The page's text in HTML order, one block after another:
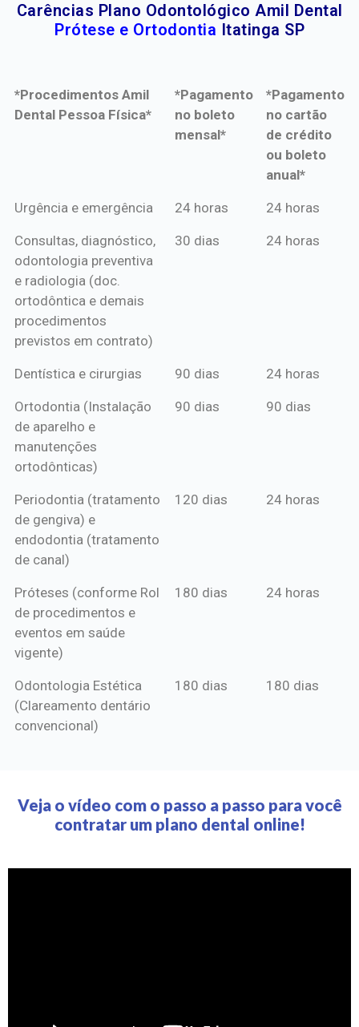
Carências Plano Odontológico Amil Dental
Prótese e Ortodontia Itatinga SP
*Procedimentos Amil
Dental Pessoa Física*
*Pagamento
no boleto
mensal*
*Pagamento
no cartão
de crédito
ou boleto
anual*
*Procedimentos Amil
*Pagamento
mensal*
*Pagamento
de crédito
Urgência e emergência 24 horas 24 horas
Consultas, diagnóstico,
odontologia preventiva
e radiologia (doc.
ortodôntica e demais
procedimentos
previstos em contrato)
30 dias 24 horas
Dentística e cirurgias 90 dias 24 horas
Ortodontia (Instalação
de aparelho e
manutenções
ortodônticas)
90 dias 90 dias
Periodontia (tratamento
de gengiva) e
endodontia (tratamento
de canal)
120 dias 24 horas
Próteses (conforme Rol
de procedimentos e
eventos em saúde
vigente)
180 dias 24 horas
Odontologia Estética
(Clareamento dentário
convencional)
180 dias 180 dias
Veja o vídeo com o passo a passo para você
contratar um plano dental online!